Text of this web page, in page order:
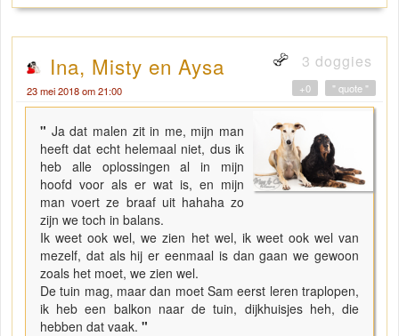
Ina, Misty en Aysa 3 doggies
23 mei 2018 om 21:00 " quote "
+0
" Ja dat malen zit in me, mijn man
heeft dat echt helemaal niet, dus ik
heb alle oplossingen al in mijn
hoofd voor als er wat is, en mijn
man voert ze braaf uit hahaha zo
zijn we toch in balans.
Ik weet ook wel, we zien het wel, ik weet ook wel van
mezelf, dat als hij er eenmaal is dan gaan we gewoon
zoals het moet, we zien wel.
De tuin mag, maar dan moet Sam eerst leren traplopen,
ik heb een balkon naar de tuin, dijkhuisjes heh, die
hebben dat vaak. "